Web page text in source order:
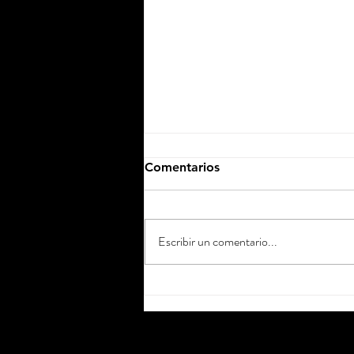
jornada profesional «2030:
Comentarios
Escribir un comentario...